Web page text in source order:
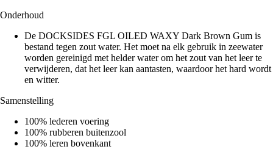
Onderhoud
De DOCKSIDES FGL OILED WAXY Dark Brown Gum is
bestand tegen zout water. Het moet na elk gebruik in zeewater
worden gereinigd met helder water om het zout van het leer te
verwijderen, dat het leer kan aantasten, waardoor het hard wordt
en witter.
Samenstelling
100% lederen voering
100% rubberen buitenzool
100% leren bovenkant